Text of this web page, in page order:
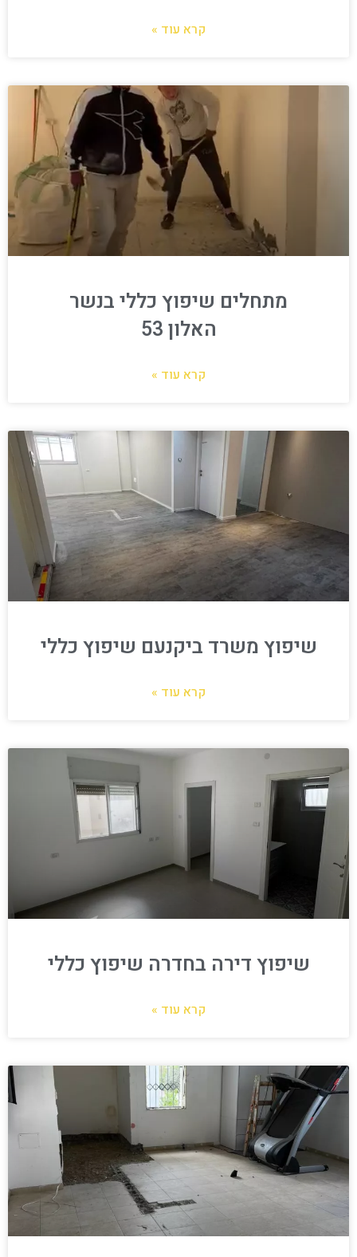
קרא עוד »
מתחלים שיפוץ כללי בנשר
האלון 53
קרא עוד »
שיפוץ משרד ביקנעם שיפוץ כללי
קרא עוד »
שיפוץ דירה בחדרה שיפוץ כללי
קרא עוד »